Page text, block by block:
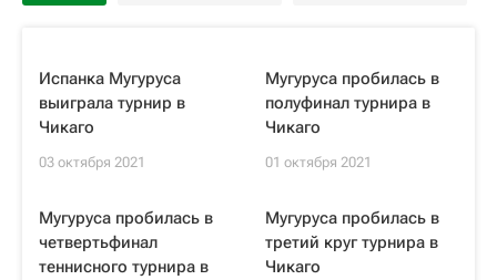
Испанка Мугуруса
выиграла турнир в
Чикаго
03 октября 2021
Мугуруса пробилась в
полуфинал турнира в
Чикаго
01 октября 2021
Мугуруса пробилась в
четвертьфинал
теннисного турнира в
Мугуруса пробилась в
третий круг турнира в
Чикаго